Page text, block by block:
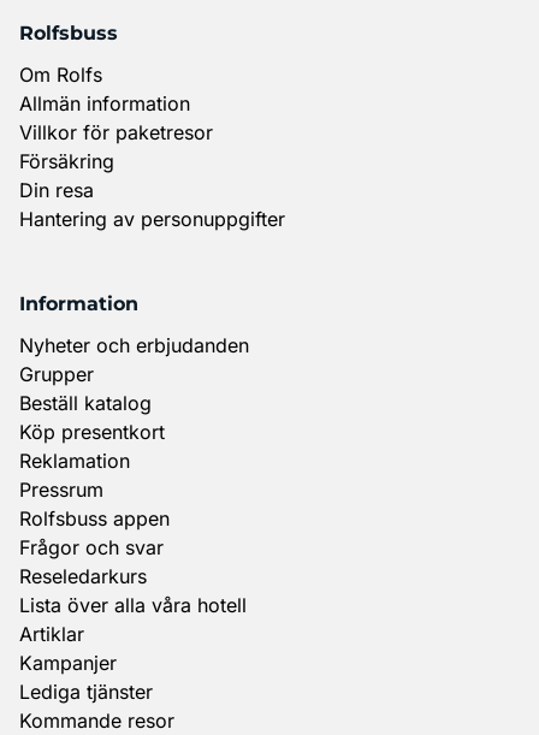
Rolfsbuss
Om Rolfs
Allmän information
Villkor för paketresor
Försäkring
Din resa
Hantering av personuppgifter
Information
Nyheter och erbjudanden
Grupper
Beställ katalog
Köp presentkort
Reklamation
Pressrum
Rolfsbuss appen
Frågor och svar
Reseledarkurs
Lista över alla våra hotell
Artiklar
Kampanjer
Lediga tjänster
Kommande resor